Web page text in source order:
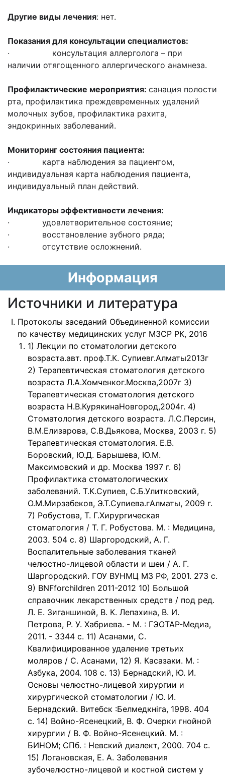
Другие виды лечения: нет.
Показания для консультации специалистов:
· консультация аллерголога – при
наличии отягощенного аллергического анамнеза.
Профилактические мероприятия: санация полости
рта, профилактика преждевременных удалений
молочных зубов, профилактика рахита,
эндокринных заболеваний.
Мониторинг состояния пациента:
· карта наблюдения за пациентом,
индивидуальная карта наблюдения пациента,
индивидуальный план действий.
Индикаторы эффективности лечения:
· удовлетворительное состояние;
· восстановление зубного ряда;
· отсутствие осложнений.
Информация
Источники и литература
Протоколы заседаний Объединенной комиссии
по качеству медицинских услуг МЗСР РК, 2016
1) Лекции по стоматологии детского
возраста.авт. проф.Т.К. Супиевг.Алматы2013г
2) Терапевтическая стоматология детского
возраста Л.А.Хомченког.Москва,2007г 3)
Терапевтическая стоматология детского
возраста Н.В.КурякинаНовгород,2004г. 4)
Стоматология детского возраста. Л.С.Персин,
В.М.Елизарова, С.В.Дьякова, Москва, 2003 г. 5)
Терапевтическая стоматология. Е.В.
Боровский, Ю.Д. Барышева, Ю.М.
Максимовский и др. Москва 1997 г. 6)
Профилактика стоматологических
заболеваний. Т.К.Супиев, С.Б.Улитковский,
О.М.Мирзабеков, Э.Т.Супиева.гАлматы, 2009 г.
7) Робустова, Т. Г.Хирургическая
стоматология / Т. Г. Робустова. М. : Медицина,
2003. 504 с. 8) Шаргородский, А. Г.
Воспалительные заболевания тканей
челюстно-лицевой области и шеи / А. Г.
Шаргородский. ГОУ ВУНМЦ МЗ РФ, 2001. 273 с.
9) BNFforchildren 2011-2012 10) Большой
справочник лекарственных средств / под ред.
Л. Е. Зиганшиной, В. К. Лепахина, В. И.
Петрова, Р. У. Хабриева. - М. : ГЭОТАР-Медиа,
2011. - 3344 с. 11) Асанами, С.
Квалифицированное удаление третьих
моляров / С. Асанами, 12) Я. Касазаки. М. :
Азбука, 2004. 108 с. 13) Бернадский, Ю. И.
Основы челюстно-лицевой хирургии и
хирургической стоматологии / Ю. И.
Бернадский. Витебск :Белмедкнiга, 1998. 404
с. 14) Войно-Ясенецкий, В. Ф. Очерки гнойной
хирургии / В. Ф. Войно-Ясенецкий. М. :
БИНОМ; СПб. : Невский диалект, 2000. 704 с.
15) Логановская, Е. А. Заболевания
зубочелюстно-лицевой и костной систем у